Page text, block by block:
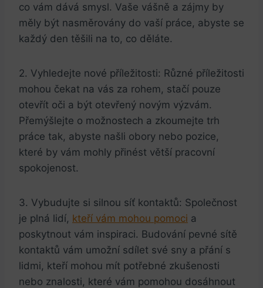
co vám dává smysl. Vaše vášně a zájmy by
měly být nasměrovány do⁣ vaší práce, abyste se⁣
každý⁣ den těšili na to, co děláte.
2. Vyhledejte nové příležitosti: Různé ​příležitosti​
mohou čekat na vás za rohem, stačí pouze
otevřít oči a být otevřený novým výzvám.
Přemýšlejte o možnostech a zkoumejte trh
práce⁢ tak, ⁣abyste našli obory ⁤nebo ‌pozice,
které by vám mohly přinést větší pracovní⁣
spokojenost.
3. Vybudujte si silnou síť kontaktů: Společnost
je plná lidí, kteří⁤ vám mohou pomoci a
poskytnout vám inspiraci. Budování pevné sítě⁤
kontaktů vám umožní sdílet své sny a přání s
lidmi, kteří mohou mít potřebné zkušenosti
nebo znalosti, které vám pomohou dosáhnout